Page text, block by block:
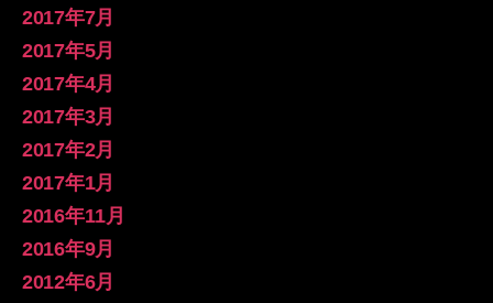
2017年7月
2017年5月
2017年4月
2017年3月
2017年2月
2017年1月
2016年11月
2016年9月
2012年6月